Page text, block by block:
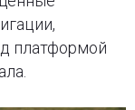
платформой